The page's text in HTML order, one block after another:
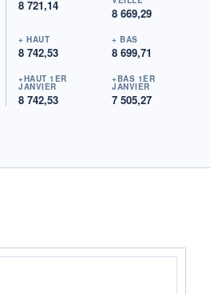
8 721,14
8 669,29
+ HAUT
8 742,53
+ BAS
8 699,71
+HAUT 1ER
JANVIER
8 742,53
+BAS 1ER
JANVIER
7 505,27